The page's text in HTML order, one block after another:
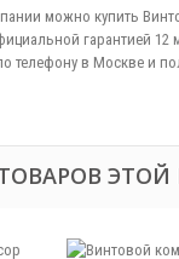
можно купить
гарантией 12
телефону в Москве и
ЭТОЙ